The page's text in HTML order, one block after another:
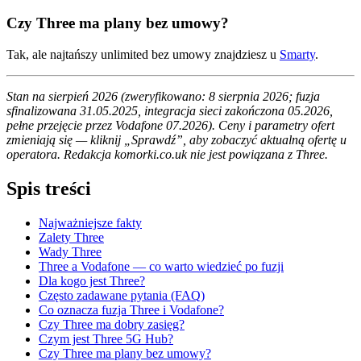
Czy Three ma plany bez umowy?
Tak, ale najtańszy unlimited bez umowy znajdziesz u Smarty.
Stan na sierpień 2026 (zweryfikowano: 8 sierpnia 2026; fuzja
sfinalizowana 31.05.2025, integracja sieci zakończona 05.2026,
pełne przejęcie przez Vodafone 07.2026). Ceny i parametry ofert
zmieniają się — kliknij „Sprawdź”, aby zobaczyć aktualną ofertę u
operatora. Redakcja komorki.co.uk nie jest powiązana z Three.
Spis treści
Najważniejsze fakty
Zalety Three
Wady Three
Three a Vodafone — co warto wiedzieć po fuzji
Dla kogo jest Three?
Często zadawane pytania (FAQ)
Co oznacza fuzja Three i Vodafone?
Czy Three ma dobry zasięg?
Czym jest Three 5G Hub?
Czy Three ma plany bez umowy?